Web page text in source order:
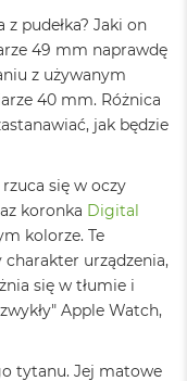
pudełka? Jaki on
49 mm naprawdę
z używanym
40 mm. Różnica
jak będzie
się w oczy
koronka Digital
kolorze. Te
urządzenia,
się w tłumie i
Apple Watch,
tytanu. Jej matowe